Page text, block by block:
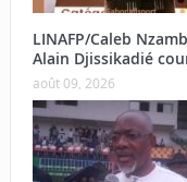
LINAFP/Caleb
Alain Djissikadié
août 09, 2026